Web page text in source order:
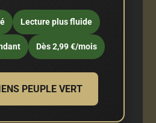
Lecture plus fluide
Dès 2,99 €/mois
PEUPLE VERT